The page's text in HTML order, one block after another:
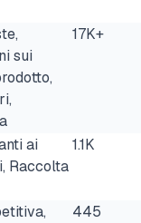
sui
17K+
ai
Raccolta
1.1K
445